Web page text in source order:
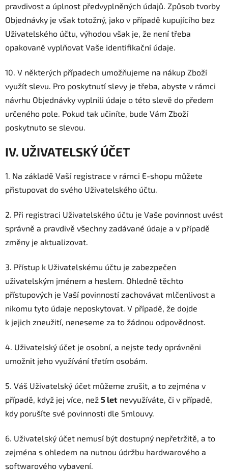
pravdivost a úplnost předvyplněných údajů. Způsob tvorby
Objednávky je však totožný, jako v případě kupujícího bez
Uživatelského účtu, výhodou však je, že není třeba
opakovaně vyplňovat Vaše identifikační údaje.
10. V některých případech umožňujeme na nákup Zboží
využít slevu. Pro poskytnutí slevy je třeba, abyste v rámci
návrhu Objednávky vyplnili údaje o této slevě do předem
určeného pole. Pokud tak učiníte, bude Vám Zboží
poskytnuto se slevou.
IV. UŽIVATELSKÝ ÚČET
1. Na základě Vaší registrace v rámci E-shopu můžete
přistupovat do svého Uživatelského účtu.
2. Při registraci Uživatelského účtu je Vaše povinnost uvést
správně a pravdivě všechny zadávané údaje a v případě
změny je aktualizovat.
3. Přístup k Uživatelskému účtu je zabezpečen
uživatelským jménem a heslem. Ohledně těchto
přístupových je Vaší povinností zachovávat mlčenlivost a
nikomu tyto údaje neposkytovat. V případě, že dojde
k jejich zneužití, neneseme za to žádnou odpovědnost.
4. Uživatelský účet je osobní, a nejste tedy oprávněni
umožnit jeho využívání třetím osobám.
5. Váš Uživatelský účet můžeme zrušit, a to zejména v
případě, když jej více, než 5 let nevyužíváte, či v případě,
kdy porušíte své povinnosti dle Smlouvy.
6. Uživatelský účet nemusí být dostupný nepřetržitě, a to
zejména s ohledem na nutnou údržbu hardwarového a
softwarového vybavení.